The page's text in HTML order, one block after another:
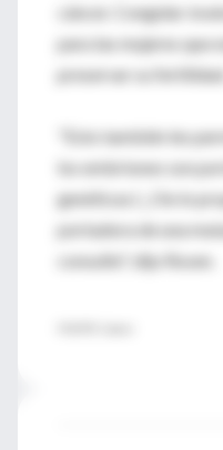
cáncer. Congelar
para las mujeres que
preservar su fertilidad.
"Esto también les
los embriones son
genéticas (...) Se lo
portadora de una
consulte", dijo Rosen.